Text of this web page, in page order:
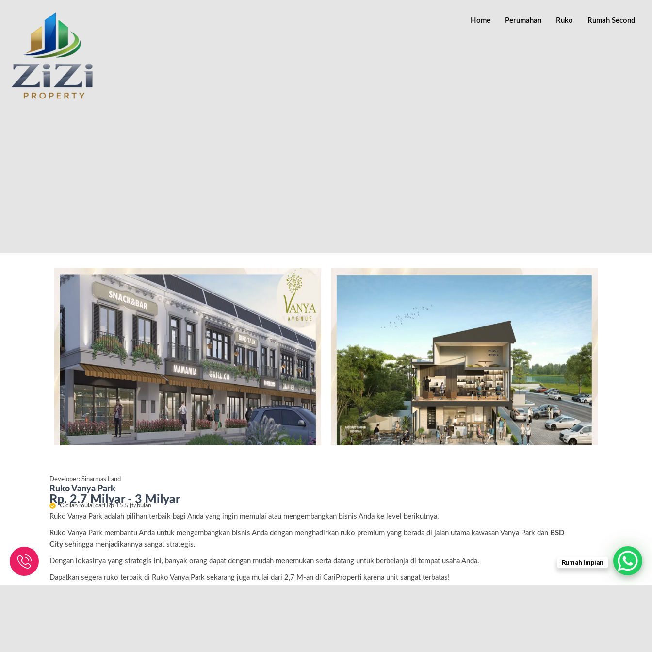
Home Perumahan Ruko Rumah Second
Developer: Sinarmas Land
Ruko Vanya Park
Rp. 2.7 Milyar - 3 Milyar
Cicilan mulai dari Rp 15.5 jt/bulan
Ruko Vanya Park adalah pilihan terbaik bagi Anda yang ingin memulai atau mengembangkan bisnis Anda ke level berikutnya.
Ruko Vanya Park membantu Anda untuk mengembangkan bisnis Anda dengan menghadirkan ruko premium yang berada di jalan utama kawasan Vanya Park dan BSD
City sehingga menjadikannya sangat strategis.
Dengan lokasinya yang strategis ini, banyak orang dapat dengan mudah menemukan serta datang untuk berbelanja di tempat usaha Anda.
Dapatkan segera ruko terbaik di Ruko Vanya Park sekarang juga mulai dari 2,7 M-an di CariProperti karena unit sangat terbatas!
Rumah Impian